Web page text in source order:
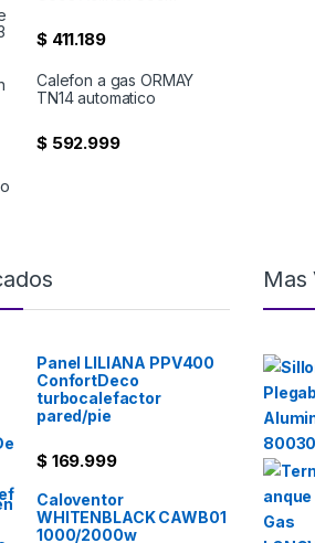
$411.189
Calefon a gas ORMAY
TN14 automatico
$592.999
Panel LILIANA PPV400
ConfortDeco
turbocalefactor
pared/pie
$169.999
Caloventor
WHITENBLACK CAWB01
1000/2000w
Mas